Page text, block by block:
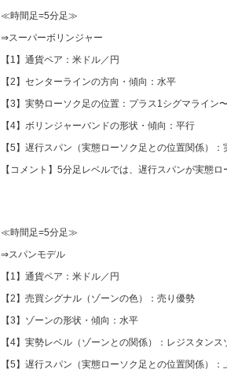
≪時間足=5分足≫
⇒スーパーボリンジャー
【1】通貨ペア：米ドル／円
【2】センターラインの方向・傾向：水平
【3】実勢ローソク足の位置：プラス1シグマライン
【4】ボリンジャーバンドの形状・傾向：平行
【5】遅行スパン（実態ローソク足との位置関係）
【コメント】5分足レベルでは、遅行スパンが実態
≪時間足=5分足≫
⇒スパンモデル
【1】通貨ペア：米ドル／円
【2】売買シグナル（ゾーンの色）：売り優勢
【3】ゾーンの形状・傾向：水平
【4】実勢レベル（ゾーンとの関係）：レジスタン
【5】遅行スパン（実態ローソク足との位置関係）